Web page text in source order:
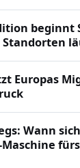
beginnt
Standorten
Europas
Wann